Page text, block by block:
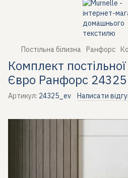
Постільна білизна Ранфорс
Комплект
Євро Ранфорс 24325
Артикул: 24325_ev Написати